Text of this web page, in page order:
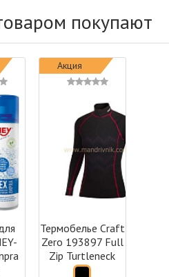
покупают
Акция
Термобелье Craft
Zero 193897 Full
Zip Turtleneck